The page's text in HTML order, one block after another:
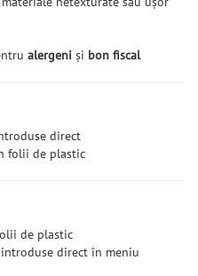
alergeni și bon fiscal
direct
folii de plastic
de plastic
direct în meniu